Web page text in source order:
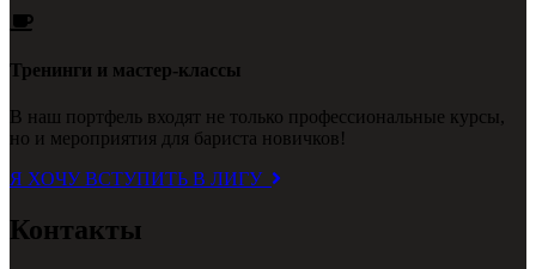
Тренинги и мастер-классы
В наш портфель входят не только профессиональные курсы,
но и мероприятия для бариста новичков!
Я ХОЧУ ВСТУПИТЬ В ЛИГУ
Контакты